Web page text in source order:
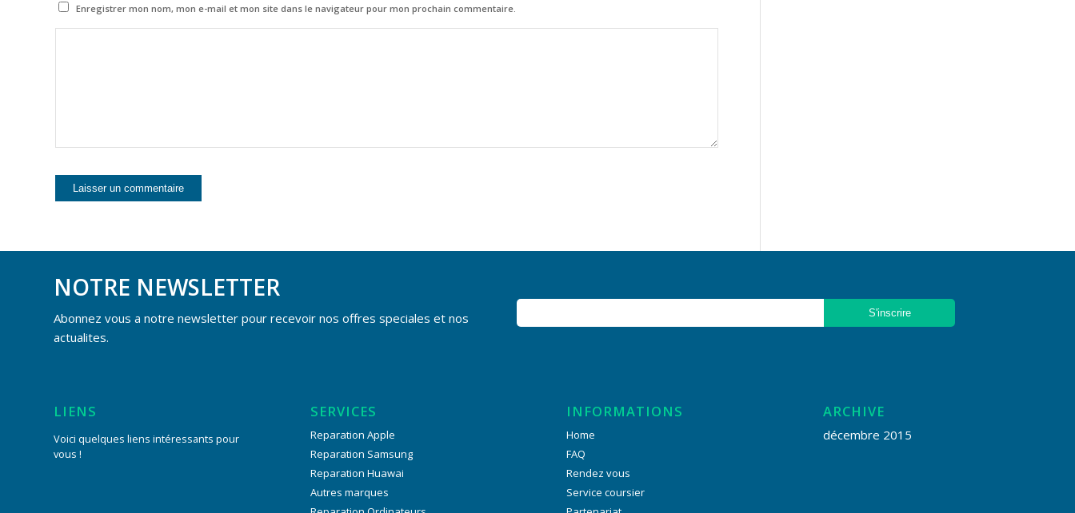
Enregistrer mon nom, mon e-mail et mon site dans le navigateur pour mon prochain commentaire.
NOTRE NEWSLETTER
Abonnez vous a notre newsletter pour recevoir nos offres speciales et nos
actualites.
LIENS
Voici quelques liens intéressants pour
vous !
SERVICES
Reparation Apple
Reparation Samsung
Reparation Huawai
Autres marques
INFORMATIONS
Home
FAQ
Rendez vous
Service coursier
ARCHIVE
décembre 2015